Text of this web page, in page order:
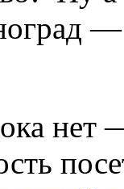
нет